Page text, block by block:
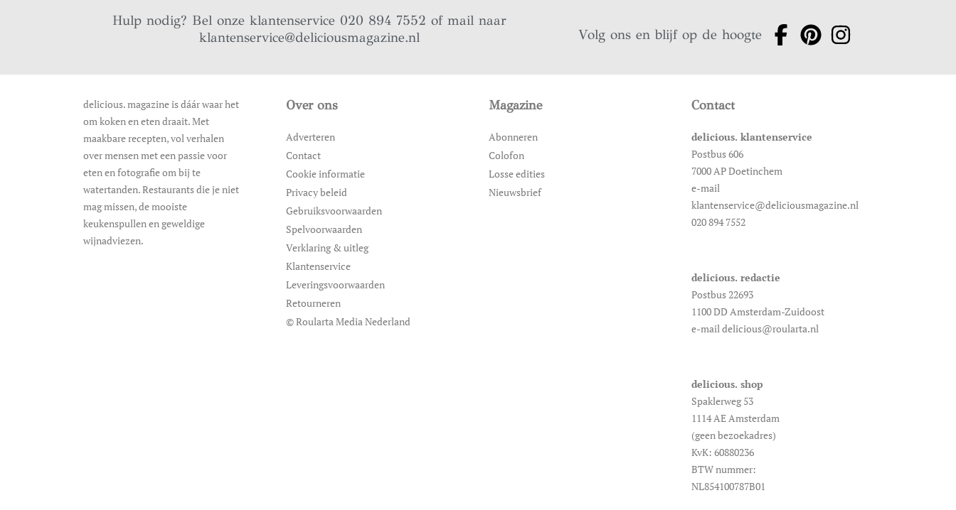
Hulp nodig? Bel onze klantenservice 020 894 7552 of mail naar
klantenservice@deliciousmagazine.nl
Volg ons en blijf op de hoogte
delicious. magazine is dáár waar het
om koken en eten draait. Met
maakbare recepten, vol verhalen
over mensen met een passie voor
eten en fotografie om bij te
watertanden. Restaurants die je niet
mag missen, de mooiste
keukenspullen en geweldige
wijnadviezen.
Over ons
Adverteren
Contact
Cookie informatie
Privacy beleid
Gebruiksvoorwaarden
Spelvoorwaarden
Verklaring & uitleg
Klantenservice
Leveringsvoorwaarden
Retourneren
© Roularta Media Nederland
Magazine
Abonneren
Colofon
Losse edities
Nieuwsbrief
Contact
delicious. klantenservice
Postbus 606
7000 AP Doetinchem
e-mail
klantenservice@deliciousmagazine.nl
020 894 7552
delicious. redactie
Postbus 22693
1100 DD Amsterdam-Zuidoost
e-mail delicious@roularta.nl
delicious. shop
Spaklerweg 53
1114 AE Amsterdam
(geen bezoekadres)
KvK: 60880236
BTW nummer:
NL854100787B01